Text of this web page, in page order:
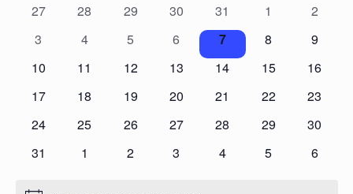
de
Évènements
0
27
0
28
0
29
0
évènements
30
0
évènements
31
0
1
0
2
0
3
0
4
0
5
0
évènements
6
0
évènements
7
0
8
0
9
0
10
0
11
0
12
0
13
0
14
0
15
0
16
0
17
0
18
0
19
0
20
0
21
0
22
0
23
0
24
0
25
0
26
0
27
0
28
0
29
0
30
0
31
0
1
0
2
0
3
0
4
0
5
0
6